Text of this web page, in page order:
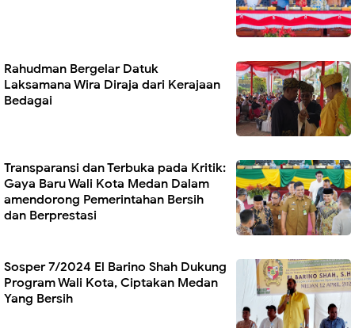
Rahudman Bergelar Datuk
Laksamana Wira Diraja dari Kerajaan
Bedagai
Transparansi dan Terbuka pada Kritik:
Gaya Baru Wali Kota Medan Dalam
amendorong Pemerintahan Bersih
dan Berprestasi
Sosper 7/2024 El Barino Shah Dukung
Program Wali Kota, Ciptakan Medan
Yang Bersih